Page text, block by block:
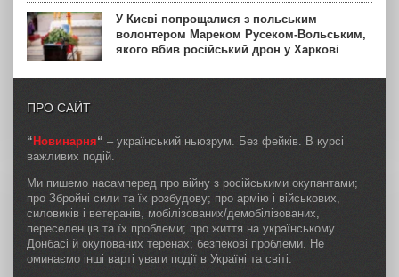
У Києві попрощалися з польським
волонтером Мареком Русеком-Вольським,
якого вбив російський дрон у Харкові
ПРО САЙТ
“ Новинарня“ – український ньюзрум. Без фейків. В курсі
важливих подій.
Ми пишемо насамперед про війну з російськими окупантами;
про Збройні сили та їх розбудову; про армію і військових,
силовиків і ветеранів, мобілізованих/демобілізованих,
переселенців та їх проблеми; про життя на українському
Донбасі й окупованих теренах; безпекові проблеми. Не
оминаємо інші варті уваги події в Україні та світі.